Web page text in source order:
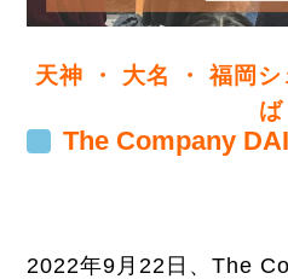
天神 ・ 大名 ・ 福岡シ
ば
The Company
2022年9月22日、The